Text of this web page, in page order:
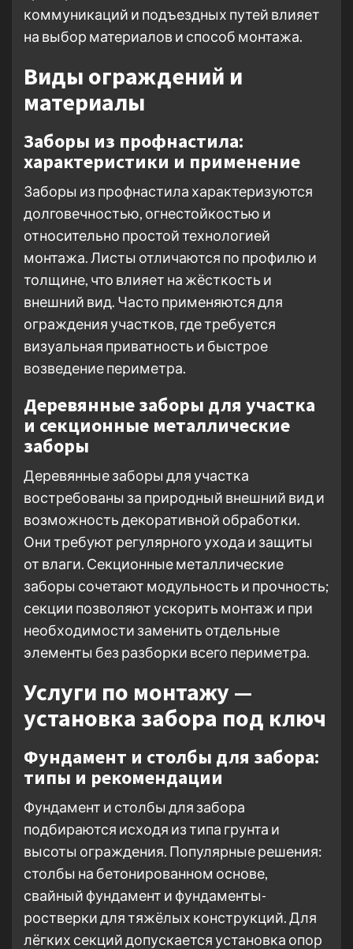
коммуникаций и подъездных путей влияет
на выбор материалов и способ монтажа.
Виды ограждений и
материалы
Заборы из профнастила:
характеристики и применение
Заборы из профнастила характеризуются
долговечностью, огнестойкостью и
относительно простой технологией
монтажа. Листы отличаются по профилю и
толщине, что влияет на жёсткость и
внешний вид. Часто применяются для
ограждения участков, где требуется
визуальная приватность и быстрое
возведение периметра.
Деревянные заборы для участка
и секционные металлические
заборы
Деревянные заборы для участка
востребованы за природный внешний вид и
возможность декоративной обработки.
Они требуют регулярного ухода и защиты
от влаги. Секционные металлические
заборы сочетают модульность и прочность;
секции позволяют ускорить монтаж и при
необходимости заменить отдельные
элементы без разборки всего периметра.
Услуги по монтажу —
установка забора под ключ
Фундамент и столбы для забора:
типы и рекомендации
Фундамент и столбы для забора
подбираются исходя из типа грунта и
высоты ограждения. Популярные решения:
столбы на бетонированном основе,
свайный фундамент и фундаменты-
ростверки для тяжёлых конструкций. Для
лёгких секций допускается установка опор